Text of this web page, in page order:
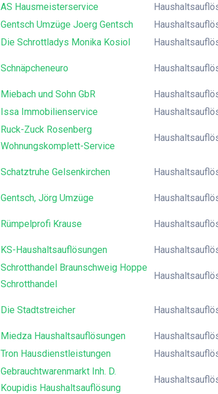
AS Hausmeisterservice
Gentsch Umzüge Joerg Gentsch
Die Schrottladys Monika Kosiol
Schnäpcheneuro
Miebach und Sohn GbR
Issa Immobilienservice
Ruck-Zuck Rosenberg
Wohnungskomplett-Service
Schatztruhe Gelsenkirchen
Gentsch, Jörg Umzüge
Rümpelprofi Krause
KS-Haushaltsauflösungen
Schrotthandel Braunschweig Hoppe
Schrotthandel
Die Stadtstreicher
Miedza Haushaltsauflösungen
Tron Hausdienstleistungen
Gebrauchtwarenmarkt Inh. D.
Koupidis Haushaltsauflösung